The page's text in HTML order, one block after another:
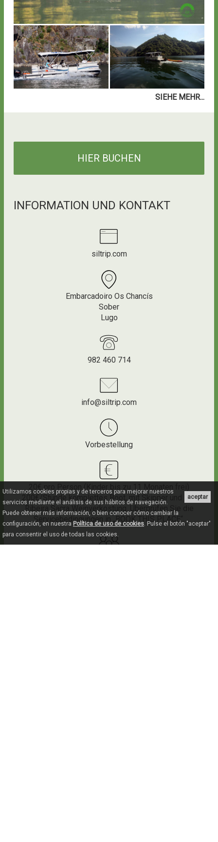
SIEHE MEHR...
HIER BUCHEN
INFORMATION UND KONTAKT
siltrip.com
Embarcadoiro Os Chancís
Sober
Lugo
982 460 714
info@siltrip.com
Vorbestellung
20€ pro Person (Kinder bis zu 11 Monaten frei)
200€/Stunde komplettes Boot, mit Skipper und D.O.
Ribeira Sacra Weinverkostung. Überprüfen Sie die
Servicebedingungen in „BOOK THIS PLACE“.
aceptar
Utilizamos cookies propias y de terceros para mejorar nuestros
servicios mediante el análisis de sus hábitos de navegación.
Puede obtener más información, o bien conocer cómo cambiar la
configuración, en nuestra Política de uso de cookies. Pulse el botón "aceptar"
para consentir el uso de todas las cookies.